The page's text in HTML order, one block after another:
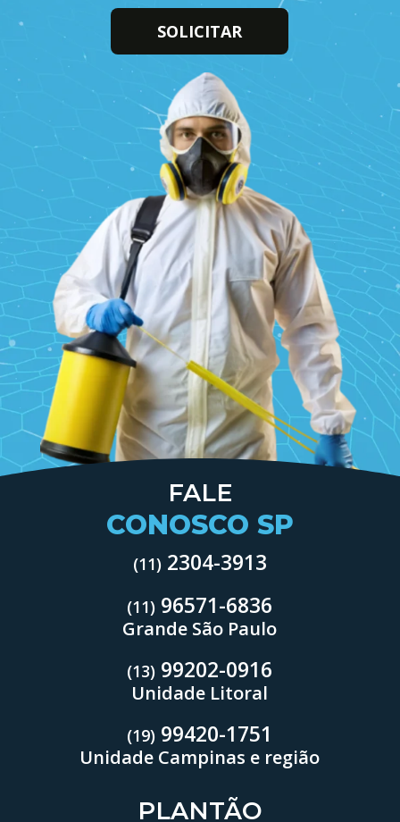
SOLICITAR
FALE
CONOSCO SP
(11) 2304-3913
(11) 96571-6836
Grande São Paulo
(13) 99202-0916
Unidade Litoral
(19) 99420-1751
Unidade Campinas e região
PLANTÃO